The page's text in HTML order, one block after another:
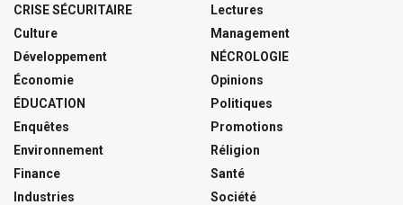
CRISE SÉCURITAIRE
Culture
Développement
Économie
ÉDUCATION
Enquêtes
Environnement
Finance
Industries
Lectures
Management
NÉCROLOGIE
Opinions
Politiques
Promotions
Réligion
Santé
Société